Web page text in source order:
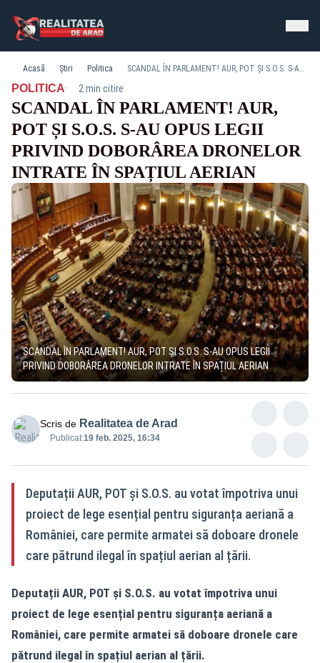
Acasă Știri Politica SCANDAL ÎN PARLAMENT! AUR, POT ȘI S.O.S. S-AU OPUS LEGII PRIVIND DOBORÂREA DRONELOR INTRATE ÎN SPAȚIUL AERIAN
POLITICA· 2 min citire
SCANDAL ÎN PARLAMENT! AUR,
POT ȘI S.O.S. S-AU OPUS LEGII
PRIVIND DOBORÂREA DRONELOR
INTRATE ÎN SPAȚIUL AERIAN
SCANDAL ÎN PARLAMENT! AUR, POT ȘI S.O.S. S-AU OPUS LEGII
PRIVIND DOBORÂREA DRONELOR INTRATE ÎN SPAȚIUL AERIAN
Scris de Realitatea de Arad
Publicat:19 feb. 2025, 16:34
Deputații AUR, POT și S.O.S. au votat împotriva unui
proiect de lege esențial pentru siguranța aeriană a
României, care permite armatei să doboare dronele
care pătrund ilegal în spațiul aerian al țării.
Deputații AUR, POT și S.O.S. au votat împotriva unui
proiect de lege esențial pentru siguranța aeriană a
României, care permite armatei să doboare dronele care
pătrund ilegal în spațiul aerian al țării.